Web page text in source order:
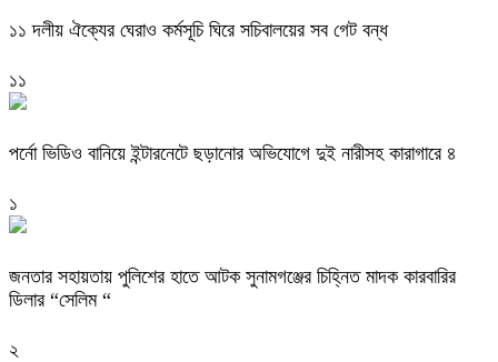
‎১১ দলীয় ঐক্যের ঘেরাও কর্মসূচি ঘিরে সচিবালয়ের সব গেট বন্ধ
১১
পর্নো ভিডিও বানিয়ে ইন্টারনেটে ছড়ানোর অভিযোগে দুই নারীসহ কারাগারে ৪
১
জনতার সহায়তায় পুলিশের হাতে আটক সুনামগঞ্জের চিহ্নিত মাদক কারবারির
ডিলার “সেলিম “
২